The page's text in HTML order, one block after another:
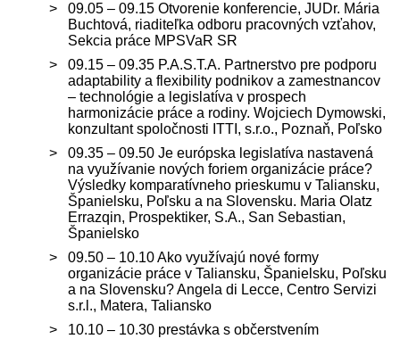
09.05 – 09.15 Otvorenie konferencie, JUDr. Mária
Buchtová, riaditeľka odboru pracovných vzťahov,
Sekcia práce MPSVaR SR
09.15 – 09.35 P.A.S.T.A. Partnerstvo pre podporu
adaptability a flexibility podnikov a zamestnancov
– technológie a legislatíva v prospech
harmonizácie práce a rodiny. Wojciech Dymowski,
konzultant spoločnosti ITTI, s.r.o., Poznaň, Poľsko
09.35 – 09.50 Je európska legislatíva nastavená
na využívanie nových foriem organizácie práce?
Výsledky komparatívneho prieskumu v Taliansku,
Španielsku, Poľsku a na Slovensku. Maria Olatz
Errazqin, Prospektiker, S.A., San Sebastian,
Španielsko
09.50 – 10.10 Ako využívajú nové formy
organizácie práce v Taliansku, Španielsku, Poľsku
a na Slovensku? Angela di Lecce, Centro Servizi
s.r.l., Matera, Taliansko
10.10 – 10.30 prestávka s občerstvením